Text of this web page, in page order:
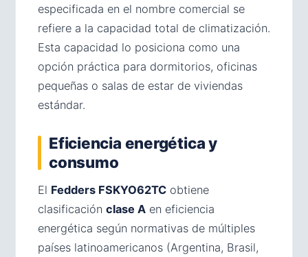
especificada en el nombre comercial se
refiere a la capacidad total de climatización.
Esta capacidad lo posiciona como una
opción práctica para dormitorios, oficinas
pequeñas o salas de estar de viviendas
estándar.
Eficiencia energética y
consumo
El Fedders FSKYO62TC obtiene
clasificación clase A en eficiencia
energética según normativas de múltiples
países latinoamericanos (Argentina, Brasil,